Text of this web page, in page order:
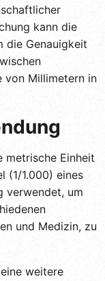
kann die
die Genauigkeit
von Millimetern in
metrische Einheit
(1/1.000) eines
verwendet, um
und Medizin, zu
weitere